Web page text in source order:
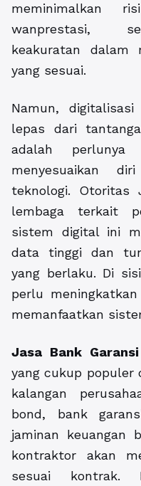
meminimalkan
wanprestasi,
keakuratan dalam
yang sesuai.
Namun,
lepas dari
adalah perlunya
menyesuaikan
teknologi. Otoritas
lembaga terkait
sistem digital ini
data tinggi dan
yang berlaku. Di
perlu
memanfaatkan
Jasa Bank Garansi
yang cukup populer
kalangan
bond, bank
jaminan keuangan
kontraktor akan
sesuai kontrak.